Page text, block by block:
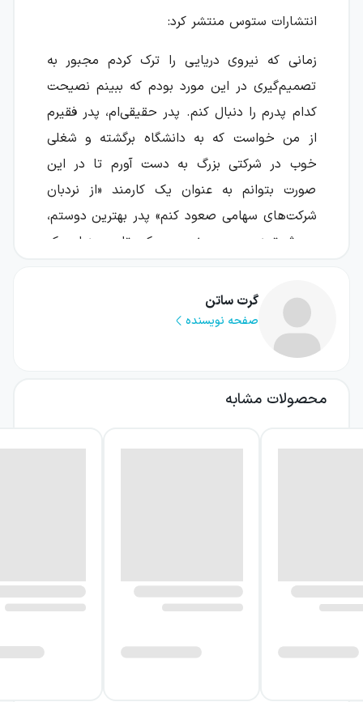
انتشارات ستوس منتشر کرد:
زمانی که نیروی دریایی را ترک کردم مجبور به
تصمیم‌گیری در این مورد بودم که ببینم نصیحت
کدام پدرم را دنبال کنم. پدر حقیقی‌ام، پدر فقیرم
از من خواست که به دانشگاه برگشته و شغلی
خوب در شرکتی بزرگ به دست آورم تا در این
صورت بتوانم به عنوان یک کارمند «از نردبان
شرکت‌های سهامی صعود کنم» پدر بهترین دوستم،
پدر ثروتمندم به من نصیحت کرد تا به عنوان یک
کنم». اما او همچنین گفت که اگر می‌خواهم یک
کارآفرین باشم، ابتدا باید فروش کردن را بیاموزم به
همین دلیل تنها به هدف یادگیری کار فروش به
کارآفرین شوم.
حتی نسبت به تبدیل شدن به یک کارآفرین
بودم که نمی‌خواهم سی سال بعدی عمرم را
گرت ساتن
صفحه نویسنده
محصولات مشابه